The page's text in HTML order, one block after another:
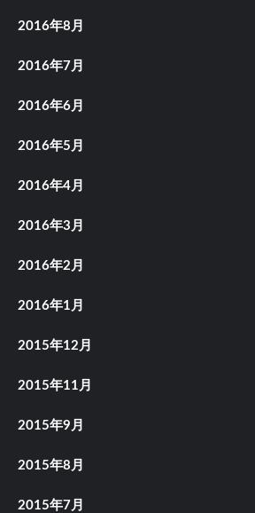
2016年8月
2016年7月
2016年6月
2016年5月
2016年4月
2016年3月
2016年2月
2016年1月
2015年12月
2015年11月
2015年9月
2015年8月
2015年7月